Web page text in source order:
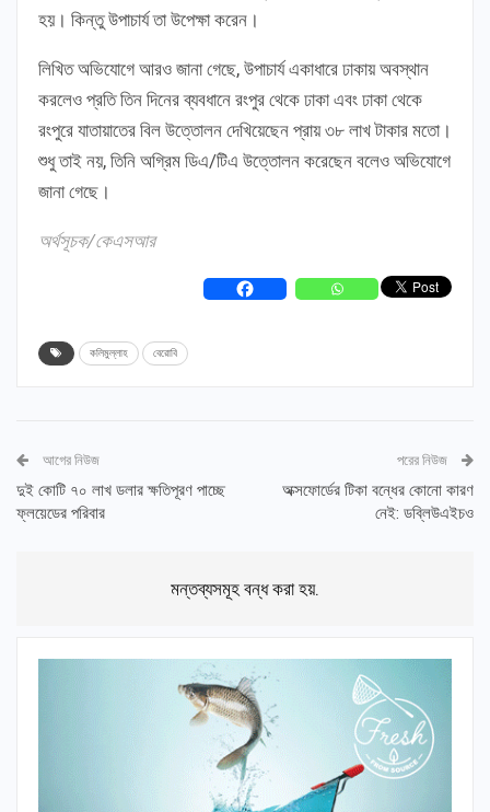
হয়। কিন্তু উপাচার্য তা উপেক্ষা করেন।
লিখিত অভিযোগে আরও জানা গেছে, উপাচার্য একাধারে ঢাকায় অবস্থান
করলেও প্রতি তিন দিনের ব্যবধানে রংপুর থেকে ঢাকা এবং ঢাকা থেকে
রংপুরে যাতায়াতের বিল উত্তোলন দেখিয়েছেন প্রায় ৩৮ লাখ টাকার মতো।
শুধু তাই নয়, তিনি অগ্রিম ডিএ/টিএ উত্তোলন করেছেন বলেও অভিযোগে
জানা গেছে।
অর্থসূচক/কেএসআর
কলিমুল্লাহ বেরোবি
আগের নিউজ
দুই কোটি ৭০ লাখ ডলার ক্ষতিপূরণ পাচ্ছে
ফ্লয়েডের পরিবার
পরের নিউজ
অক্সফোর্ডের টিকা বন্ধের কোনো কারণ
নেই: ডব্লিউএইচও
মন্তব্যসমূহ বন্ধ করা হয়.